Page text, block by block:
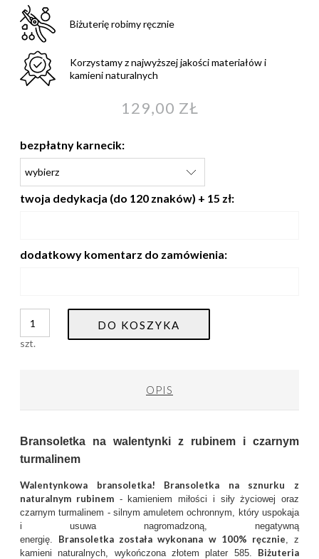
Biżuterię robimy ręcznie
Korzystamy z najwyższej jakości materiałów i
kamieni naturalnych
129,00 ZŁ
bezpłatny karnecik:
twoja dedykacja (do 120 znaków) + 15 zł:
dodatkowy komentarz do zamówienia:
szt.
DO KOSZYKA
OPIS
Bransoletka na walentynki z rubinem i czarnym
turmalinem
Walentynkowa bransoletka! Bransoletka na sznurku z
naturalnym rubinem- kamieniem miłości i siły życiowej oraz
czarnym turmalinem - silnym amuletem ochronnym, który uspokaja
i usuwa nagromadzoną, negatywną
energię. Bransoletka została wykonana w 100% ręcznie , z
kamieni naturalnych, wykończona złotem plater 585. Biżuteria